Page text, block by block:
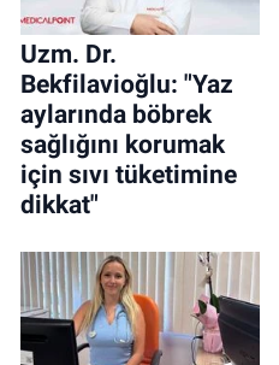
Uzm. Dr.
Bekfilavioğlu: "Yaz
aylarında böbrek
sağlığını korumak
için sıvı tüketimine
dikkat"